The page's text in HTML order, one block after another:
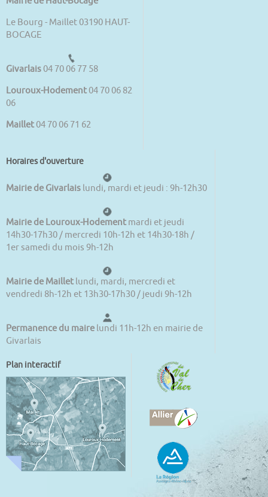
Le Bourg - Maillet 03190 HAUT-
BOCAGE
Givarlais 04 70 06 77 58
Louroux-Hodement 04 70 06 82
06
Maillet 04 70 06 71 62
Horaires d'ouverture
Mairie de Givarlais lundi, mardi et jeudi : 9h-12h30
Mairie de Louroux-Hodement mardi et jeudi
14h30-17h30 / mercredi 10h-12h et 14h30-18h /
1er samedi du mois 9h-12h
Mairie de Maillet lundi, mardi, mercredi et
vendredi 8h-12h et 13h30-17h30 / jeudi 9h-12h
Permanence du maire lundi 11h-12h en mairie de
Givarlais
Plan interactif